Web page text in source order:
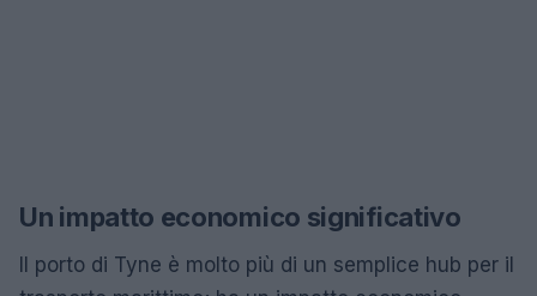
Un impatto economico significativo
Il porto di Tyne è molto più di un semplice hub per il